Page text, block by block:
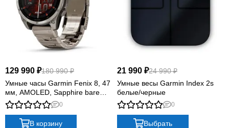
129 990 ₽180 990 ₽
Умные часы Garmin Fenix 8, 47
мм, AMOLED, Sapphire bare
Titanium, graphite with titanium
band plus graphite silicone band
0
В корзину
21 990 ₽24 990 ₽
Умные весы Garmin Index 2s
белые/черные
0
Выбрать